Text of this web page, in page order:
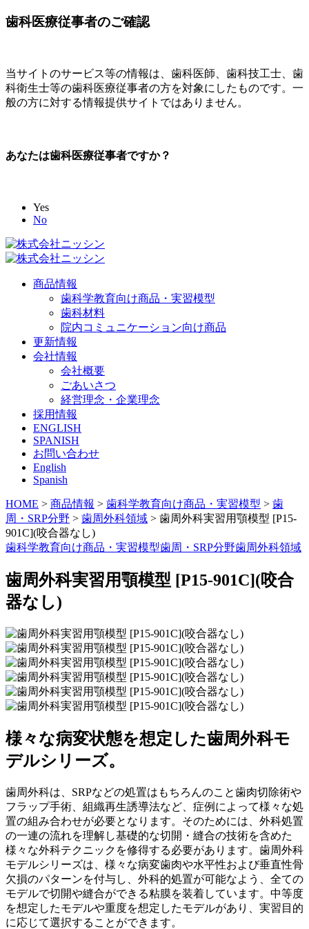
歯科医療従事者のご確認
当サイトのサービス等の情報は、歯科医師、歯科技工士、歯
科衛生士等の歯科医療従事者の方を対象にしたものです。一
般の方に対する情報提供サイトではありません。
あなたは歯科医療従事者ですか？
Yes
No
商品情報
歯科学教育向け商品・実習模型
歯科材料
院内コミュニケーション向け商品
更新情報
会社情報
会社概要
ごあいさつ
経営理念・企業理念
採用情報
ENGLISH
SPANISH
お問い合わせ
English
Spanish
HOME > 商品情報 > 歯科学教育向け商品・実習模型 > 歯
周・SRP分野 > 歯周外科領域 > 歯周外科実習用顎模型 [P15-
901C](咬合器なし)
歯科学教育向け商品・実習模型歯周・SRP分野歯周外科領域
歯周外科実習用顎模型 [P15-901C](咬合
器なし)
様々な病変状態を想定した歯周外科モ
デルシリーズ。
歯周外科は、SRPなどの処置はもちろんのこと歯肉切除術や
フラップ手術、組織再生誘導法など、症例によって様々な処
置の組み合わせが必要となります。そのためには、外科処置
の一連の流れを理解し基礎的な切開・縫合の技術を含めた
様々な外科テクニックを修得する必要があります。歯周外科
モデルシリーズは、様々な病変歯肉や水平性および垂直性骨
欠損のパターンを付与し、外科的処置が可能なよう、全ての
モデルで切開や縫合ができる粘膜を装着しています。中等度
を想定したモデルや重度を想定したモデルがあり、実習目的
に応じて選択することができます。